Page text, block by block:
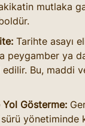
mutlaka
Tarihte asayı
peygamber ya
Bu, maddi
Gösterme:
yönetiminde